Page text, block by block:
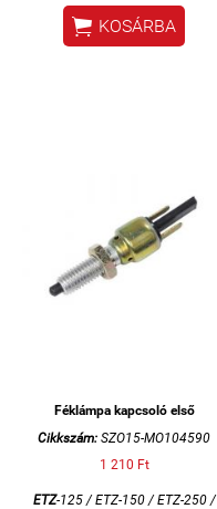
 KOSÁRBA
Féklámpa kapcsoló első
Cikkszám: SZO15-MO104590
1 210 Ft
ETZ-125 / ETZ-150 / ETZ-250 /